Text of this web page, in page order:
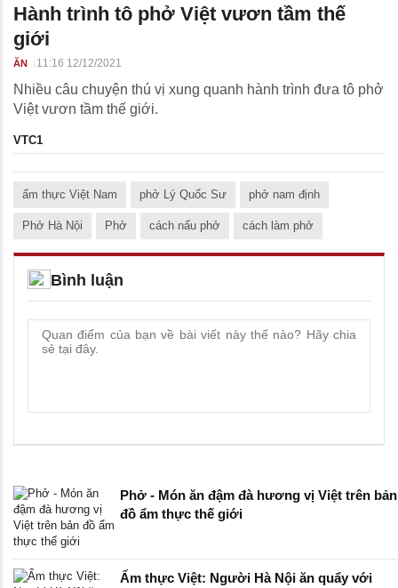
Hành trình tô phở Việt vươn tầm thế
giới
ĂN 11:16 12/12/2021
Nhiều câu chuyện thú vị xung quanh hành trình đưa tô phở
Việt vươn tầm thế giới.
VTC1
ẩm thực Việt Nam phở Lý Quốc Sư phở nam định
Phở Hà Nội Phở cách nấu phở cách làm phở
Bình luận
Phở - Món ăn đậm đà hương vị Việt trên bản
đồ ẩm thực thế giới
Ẩm thực Việt: Người Hà Nội ăn quẩy với